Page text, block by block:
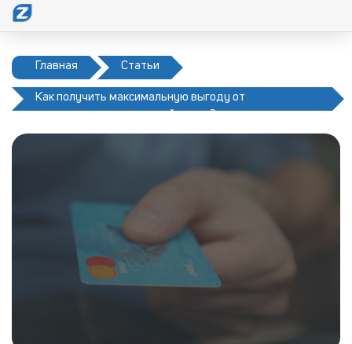
Главная Статьи
Как получить максимальную выгоду от